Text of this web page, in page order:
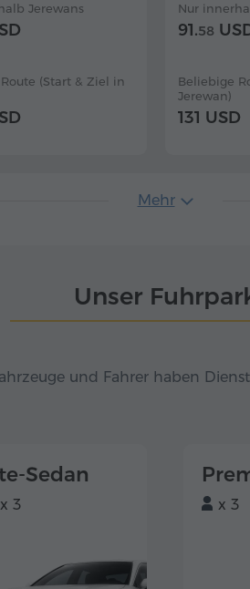
Jerewans
(Start & Ziel in
Nur
91.58
Beliebige
Jerewan)
131 USD
Mehr
Unser
und Fahrer haben
Sedan
x 3 x 3